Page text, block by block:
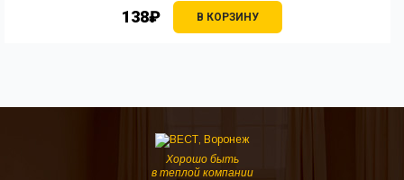
138₽ В КОРЗИНУ
Хорошо быть
в теплой компании